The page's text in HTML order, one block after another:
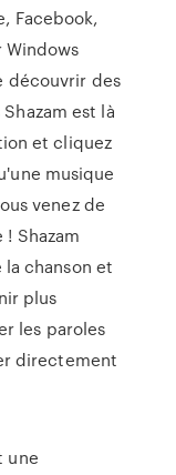
Facebook,
Windows
découvrir des
est là
et cliquez
musique
venez de
Shazam
chanson et
plus
les paroles
directement
une